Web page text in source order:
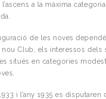
a la màxima
de les noves
Club, els interessos dels
situés en categories
i l’any 1935 es